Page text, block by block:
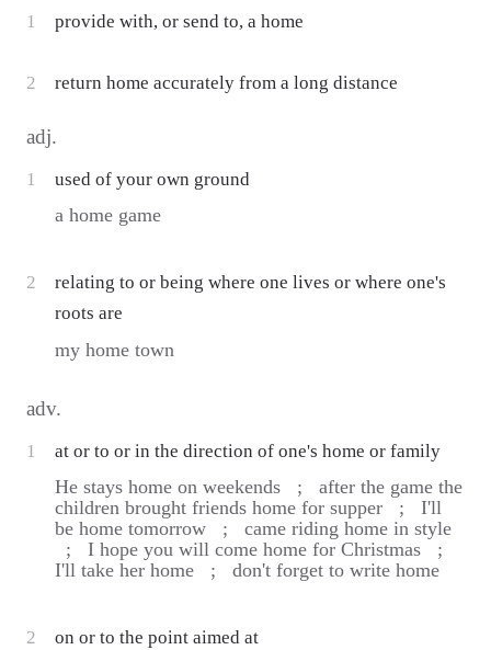
1 provide with, or send to, a home
2 return home accurately from a long distance
adj.
1 used of your own ground
a home game
2
relating to or being where one lives or where one's
roots are
my home town
adv.
1 at or to or in the direction of one's home or family
He stays home on weekends ;
after the game the
children brought friends home for supper ;
I'll
be home tomorrow ;
came riding home in style
;
I hope you will come home for Christmas ;
I'll take her home ;
don't forget to write home
2 on or to the point aimed at